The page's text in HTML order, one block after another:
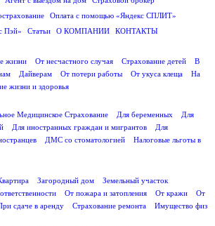
Оплата с помощью «Яндекс СПЛИТ»
Пэй»
Статьи О КОМПАНИИ
КОНТАКТЫ
жизни
От несчастного случая Страхование детей
В
Дайверам От потери работы От укуса клеща
На
жизни и здоровья
Медицинское Страхование Для беременных
Для
Для иностранных граждан и мигрантов
Для
ДМС со стоматологией
Налоговые льготы в
Загородный дом
Земельный участок
От пожара и затопления От кражи
От
сдаче в аренду Страхование ремонта
Имущество физ